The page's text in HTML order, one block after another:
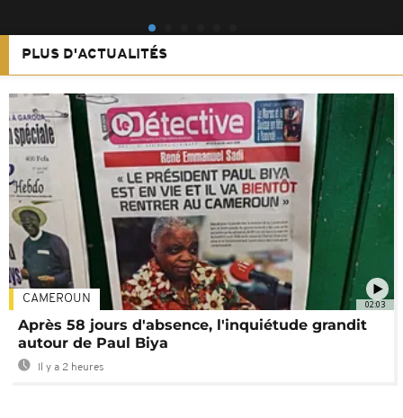
PLUS D'ACTUALITÉS
02:03
CAMEROUN
Après 58 jours d'absence, l'inquiétude grandit
autour de Paul Biya
Il y a 2 heures